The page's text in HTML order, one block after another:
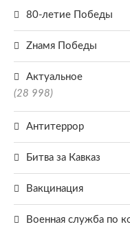
80-летие Победы
Zнамя Победы
Актуальное
(28 998)
Антитеррор
Битва за Кавказ
Вакцинация
Военная служба по